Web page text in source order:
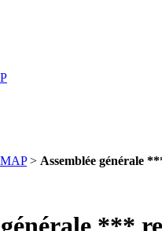
> Assemblée générale